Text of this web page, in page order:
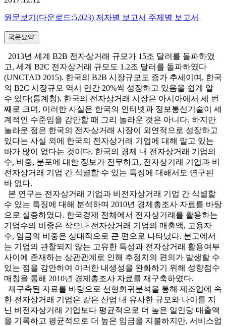
원문보기(다운로드:5,023) 저자별 보고서 주제별 보고서
국문요약
2013년 세계 B2B 전자상거래 규모가 15조 달러를 돌파하였
고, 세계 B2C 전자상거래 규모도 1.2조 달러를 돌파하였다
(UNCTAD 2015). 한국의 B2B 시장규모도 증가 추세이며, 한국
의 B2C 시장규모 역시 연간 20%씩 성장하고 있음을 쉽게 알
수 있다(통계청). 한국의 전자상거래 시장은 아시아에서 세 번
째로 크며, 이러한 사실은 한국의 인터넷과 정보통신기술이 세
계적인 수준임을 감안할 때 그리 놀라운 것은 아니다. 하지만
놀라운 점은 한국의 전자상거래 시장이 외연적으로 성장하고
있다는 사실 외에 한국의 전자상거래 기업에 대해 알고 있는
바가 많이 없다는 것이다. 한국의 경제 내 전자상거래 기업의
수, 비중, 분포에 대한 정보가 전무하고, 전자상거래 기업과 비
전자상거래 기업 간 식별할 수 있는 특징에 대해서도 연구된
바 없다.
본 연구는 전자상거래 기업과 비전자상거래 기업 간 식별할
수 있는 특징에 대해 분석하며 2010년 경제총조사 자료를 바탕
으로 실증하였다. 한국경제 전체에서 전자상거래를 활용하는
기업수의 비중은 작으나 전자상거래 기업의 매출액, 고용자
수, 임금의 비중은 상대적으로 큰 편으로 나타났다. 본고에서
는 기업의 관찰되지 않는 고유한 특성과 전자상거래 활용여부
사이에 존재하는 상관관계로 인해 추정치의 편의가 발생할 수
있는 점을 감안하여 이러한 내생성을 완화하기 위해 성향점수
매칭을 통해 2010년 경제총조사 자료를 재구축하였다.
재구축된 자료를 바탕으로 선형회귀분석을 통해 제조업에 속
한 전자상거래 기업은 같은 산업 내 유사한 규모와 나이를 지
닌 비전자상거래 기업보다 평균적으로 더 높은 일인당 매출액
을 기록하고 평균적으로 더 높은 임금을 지불하지만, 서비스업